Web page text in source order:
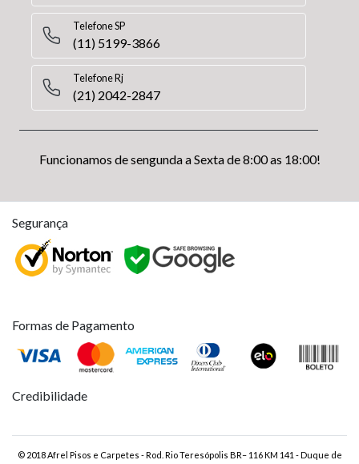
Telefone SP
(11) 5199-3866
Telefone Rj
(21) 2042-2847
Funcionamos de sengunda a Sexta de 8:00 as 18:00!
Segurança
Formas de Pagamento
Credibilidade
© 2018 Afrel Pisos e Carpetes - Rod. Rio Teresópolis BR– 116 KM 141 - Duque de